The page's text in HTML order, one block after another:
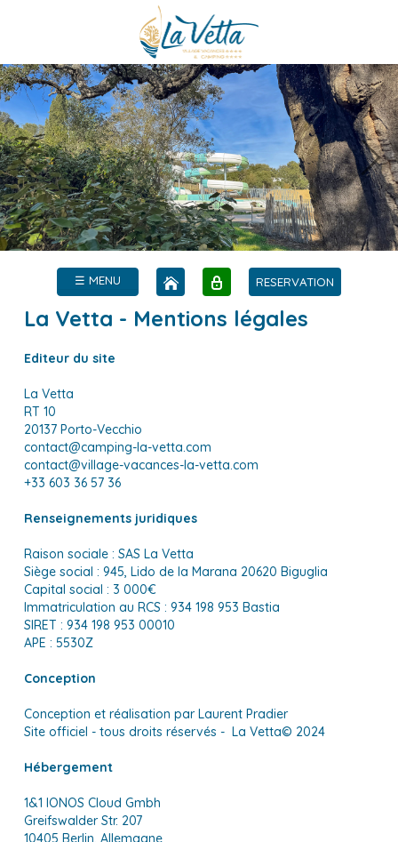
☰ MENU RESERVATION
La Vetta - Mentions légales
Editeur du site
La Vetta
RT 10
20137 Porto-Vecchio
contact@camping-la-vetta.com
contact@village-vacances-la-vetta.com
+33 603 36 57 36
Renseignements juridiques
Raison sociale : SAS La Vetta
Siège social : 945, Lido de la Marana 20620 Biguglia
Capital social : 3 000€
Immatriculation au RCS : 934 198 953 Bastia
SIRET : 934 198 953 00010
APE : 5530Z
Conception
Conception et réalisation par Laurent Pradier
Site officiel - tous droits réservés - La Vetta© 2024
Hébergement
1&1 IONOS Cloud Gmbh
Greifswalder Str. 207
10405 Berlin, Allemagne